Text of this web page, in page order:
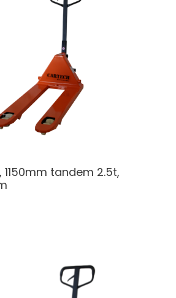
tandem 2.5t,